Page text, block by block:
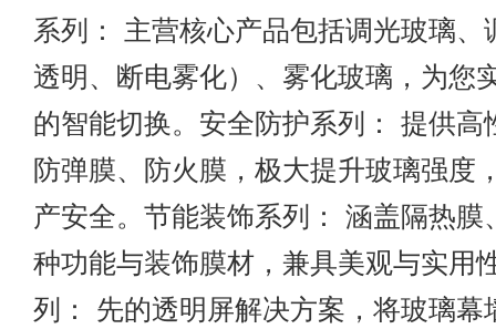
系列： 主营核心产品包括调光玻璃、
透明、断电雾化）、雾化玻璃，为您
的智能切换。安全防护系列： 提供高
防弹膜、防火膜，极大提升玻璃强度
产安全。节能装饰系列： 涵盖隔热膜
种功能与装饰膜材，兼具美观与实用
列： 先的透明屏解决方案，将玻璃幕